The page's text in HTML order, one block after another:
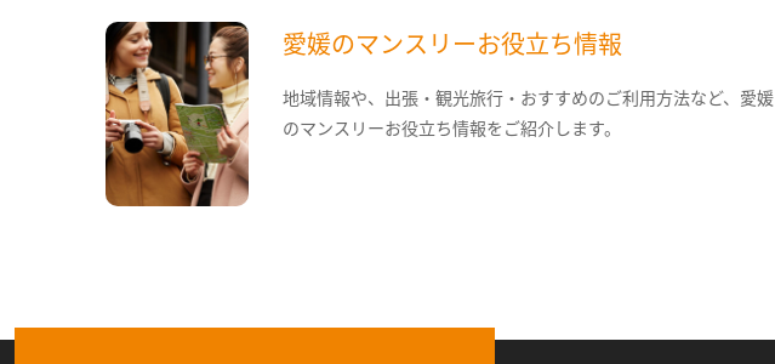
愛媛のマンスリーお役立ち情報
地域情報や、出張・観光旅行・おすすめのご利用方法など、愛媛
のマンスリーお役立ち情報をご紹介します。